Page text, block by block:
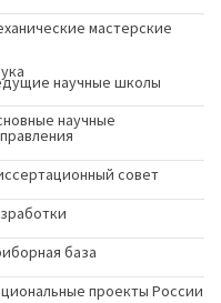
мастерские
научные школы
научные
совет
база
проекты России